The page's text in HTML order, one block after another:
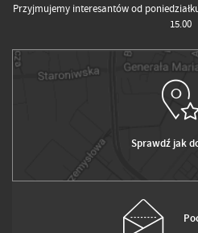
Przyjmujemy interesantów od
15.00
Sprawdź jak